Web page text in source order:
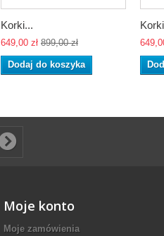
Korki...
649,00 zł 899,00 zł
Dodaj do koszyka
Moje konto
Moje zamówienia